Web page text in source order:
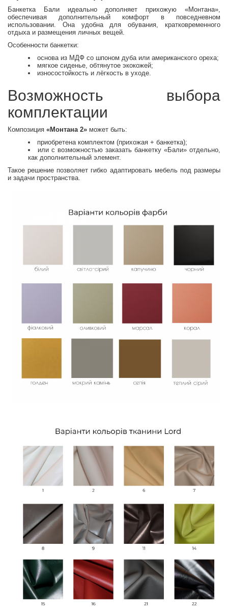
Банкетка Бали идеально дополняет прихожую «Монтана»,
обеспечивая дополнительный комфорт в повседневном
использовании. Она удобна для обувания, кратковременного
отдыха и размещения личных вещей.
Особенности банкетки:
основа из МДФ со шпоном дуба или американского ореха;
мягкое сиденье, обтянутое экокожей;
износостойкость и лёгкость в уходе.
Возможность выбора
комплектации
Композиция «Монтана 2» может быть:
приобретена комплектом (прихожая + банкетка);
или с возможностью заказать банкетку «Бали» отдельно,
как дополнительный элемент.
Такое решение позволяет гибко адаптировать мебель под размеры
и задачи пространства.